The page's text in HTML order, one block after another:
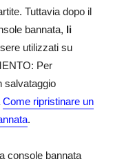
Tuttavia dopo il
bannata, li
utilizzati su
Per
salvataggio
Come ripristinare un
.
console bannata